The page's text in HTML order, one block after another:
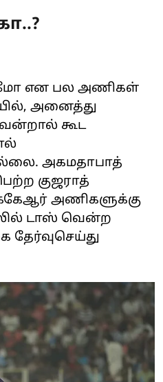
என பல அணிகள்
அனைத்து
கூட
அகமதாபாத்
குஜராத்
அணிகளுக்கு
டாஸ் வென்ற